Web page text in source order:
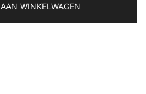
aantal
WINKELWAGEN